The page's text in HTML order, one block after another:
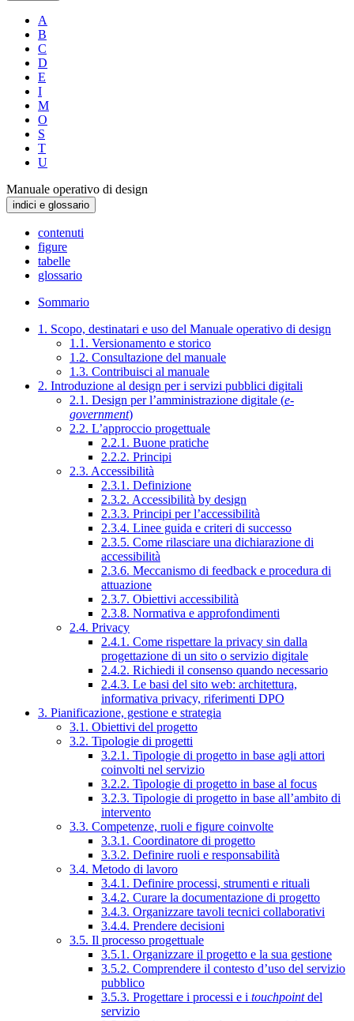
A
B
C
D
E
I
M
O
S
T
U
Manuale operativo di design
indici e glossario
contenuti
figure
tabelle
glossario
Sommario
1. Scopo, destinatari e uso del Manuale operativo di design
1.1. Versionamento e storico
1.2. Consultazione del manuale
1.3. Contribuisci al manuale
2. Introduzione al design per i servizi pubblici digitali
2.1. Design per l’amministrazione digitale (e-
government)
2.2. L’approccio progettuale
2.2.1. Buone pratiche
2.2.2. Principi
2.3. Accessibilità
2.3.1. Definizione
2.3.2. Accessibilità by design
2.3.3. Principi per l’accessibilità
2.3.4. Linee guida e criteri di successo
2.3.5. Come rilasciare una dichiarazione di
accessibilità
2.3.6. Meccanismo di feedback e procedura di
attuazione
2.3.7. Obiettivi accessibilità
2.3.8. Normativa e approfondimenti
2.4. Privacy
2.4.1. Come rispettare la privacy sin dalla
progettazione di un sito o servizio digitale
2.4.2. Richiedi il consenso quando necessario
2.4.3. Le basi del sito web: architettura,
informativa privacy, riferimenti DPO
3. Pianificazione, gestione e strategia
3.1. Obiettivi del progetto
3.2. Tipologie di progetti
3.2.1. Tipologie di progetto in base agli attori
coinvolti nel servizio
3.2.2. Tipologie di progetto in base al focus
3.2.3. Tipologie di progetto in base all’ambito di
intervento
3.3. Competenze, ruoli e figure coinvolte
3.3.1. Coordinatore di progetto
3.3.2. Definire ruoli e responsabilità
3.4. Metodo di lavoro
3.4.1. Definire processi, strumenti e rituali
3.4.2. Curare la documentazione di progetto
3.4.3. Organizzare tavoli tecnici collaborativi
3.4.4. Prendere decisioni
3.5. Il processo progettuale
3.5.1. Organizzare il progetto e la sua gestione
3.5.2. Comprendere il contesto d’uso del servizio
pubblico
3.5.3. Progettare i processi e i touchpointdel
servizio